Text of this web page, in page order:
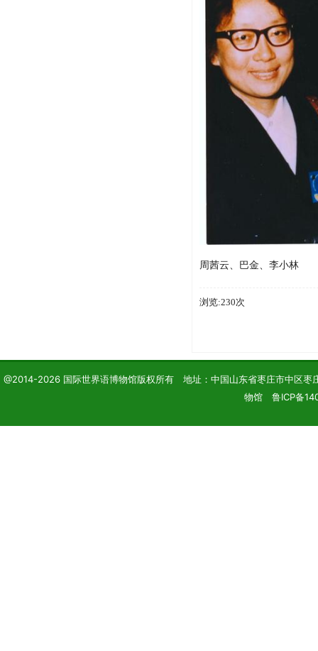
周茜云、巴金、李小林
浏览:230次
@2014-2026 国际世界语博物馆版权所有 地址：中国山东省枣庄市中区
物馆 鲁ICP备